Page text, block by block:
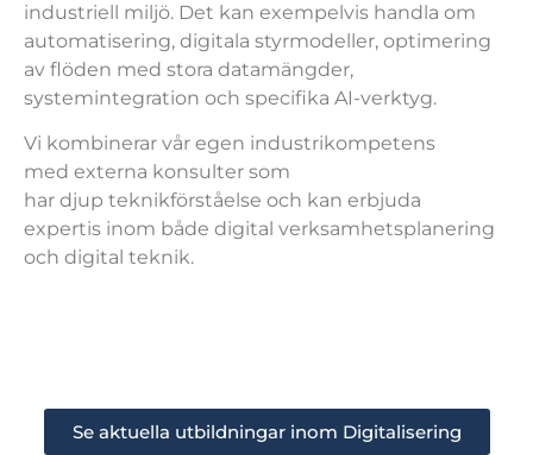
industriell miljö. Det kan exempelvis handla om
automatisering, digitala styrmodeller, optimering
av flöden med stora datamängder,
systemintegration och specifika AI-verktyg.
Vi kombinerar vår egen industrikompetens
med externa konsulter som
har djup teknikförståelse och kan erbjuda
expertis inom både digital verksamhetsplanering
och digital teknik.
Se aktuella utbildningar inom Digitalisering